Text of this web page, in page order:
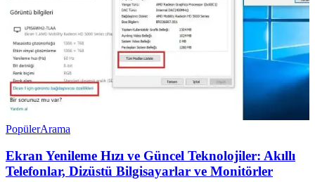
PopülerArama
Ekran Yenileme Hızı ve Güncel Teknolojiler: Akıllı
Telefonlar, Dizüstü Bilgisayarlar ve Monitörler